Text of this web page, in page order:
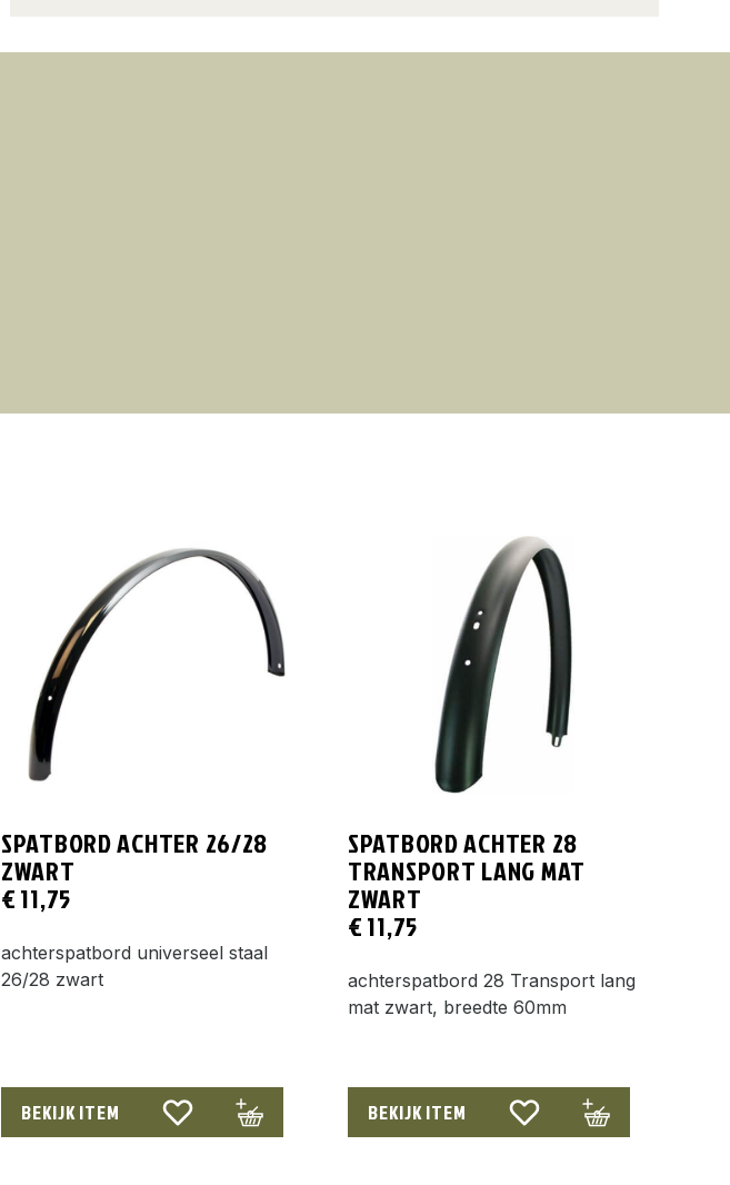
SPATBORD ACHTER 26/28
ZWART
€11,75
achterspatbord universeel staal
26/28 zwart
BEKIJK ITEM
SPATBORD ACHTER 28
TRANSPORT LANG MAT
ZWART
€11,75
achterspatbord 28 Transport lang
mat zwart, breedte 60mm
BEKIJK ITEM